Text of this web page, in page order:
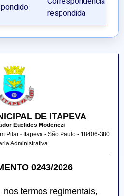
respondida
DE ITAPEVA
Euclides Modenezi
Pilar - Itapeva - São Paulo - 18406-380
Administrativa
0243/2026
nos termos regimentais,